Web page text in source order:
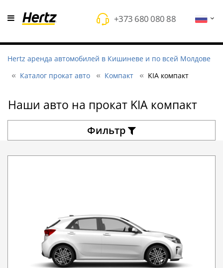
+373 680 080 88
Hertz аренда автомобилей в Кишиневе и по всей Молдове
Каталог прокат авто
Компакт KIA компакт
Наши авто на прокат KIA компакт
Фильтр